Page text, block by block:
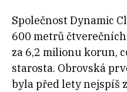
Společnost Dynamic
600 metrů
za 6,2 milionu korun,
starosta. Obrovská
byla před lety nejspíš